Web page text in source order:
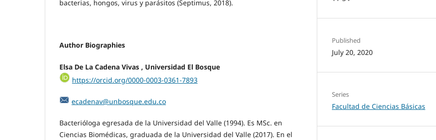
bacterias, hongos, virus y parásitos (Septimus, 2018).
Author Biographies
Elsa De La Cadena Vivas , Universidad El Bosque
https://orcid.org/0000-0003-0361-7893
ecadenav@unbosque.edu.co
Bacterióloga egresada de la Universidad del Valle (1994). Es MSc. en
Ciencias Biomédicas, graduada de la Universidad del Valle (2017). En el
Published
July 20, 2020
Series
Facultad de Ciencias Básicas